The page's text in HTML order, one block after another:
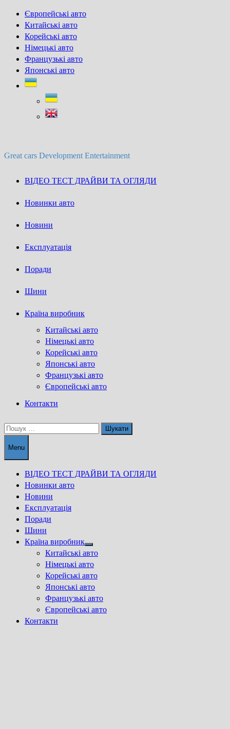
Skip
content
Європейські авто
Китайські авто
Корейські авто
Німецькі авто
Французькі авто
Японські авто
Great cars Development Entertainment
ВІДЕО ТЕСТ ДРАЙВИ ТА ОГЛЯДИ
Новинки авто
Новини
Експлуатація
Поради
Шини
Країна виробник
Китайські авто
Німецькі авто
Корейські авто
Японські авто
Французькі авто
Європейські авто
Контакти
Пошук:
Menu
ВІДЕО ТЕСТ ДРАЙВИ ТА ОГЛЯДИ
Новинки авто
Новини
Експлуатація
Поради
Шини
Країна виробник
Show
sub
menu
Китайські авто
Німецькі авто
Корейські авто
Японські авто
Французькі авто
Європейські авто
Контакти